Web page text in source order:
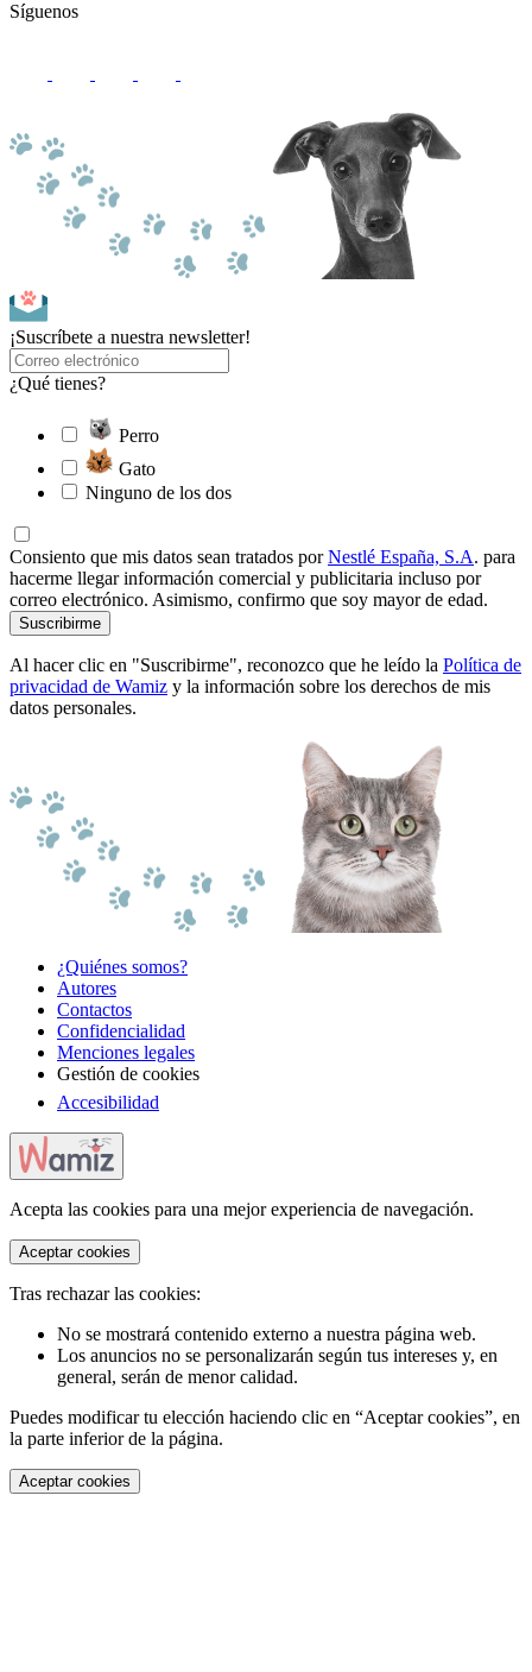
Síguenos
¡Suscríbete a nuestra newsletter!
¿Qué tienes?
Perro
Gato
Ninguno de los dos
Consiento que mis datos sean tratados porNestlé España, S.A. para
hacerme llegar información comercial y publicitaria incluso por
correo electrónico. Asimismo, confirmo que soy mayor de edad.
Suscribirme
Al hacer clic en "Suscribirme", reconozco que he leído la Política de
privacidad de Wamiz y la información sobre los derechos de mis
datos personales.
¿Quiénes somos?
Autores
Contactos
Confidencialidad
Menciones legales
Gestión de cookies
Accesibilidad
Acepta las cookies para una mejor experiencia de navegación.
Aceptar cookies
Tras rechazar las cookies:
No se mostrará contenido externo a nuestra página web.
Los anuncios no se personalizarán según tus intereses y, en
general, serán de menor calidad.
Puedes modificar tu elección haciendo clic en “Aceptar cookies”, en
la parte inferior de la página.
Aceptar cookies